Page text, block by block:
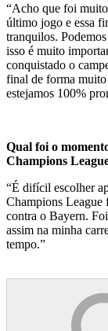
“Acho que foi muito
último jogo e essa
tranquilos.
isso é muito
conquistado o
final de forma muito
estejamos 100%
Qual foi o
Champions
“É difícil escolher
Champions League
contra o Bayern.
assim na minha
tempo.”